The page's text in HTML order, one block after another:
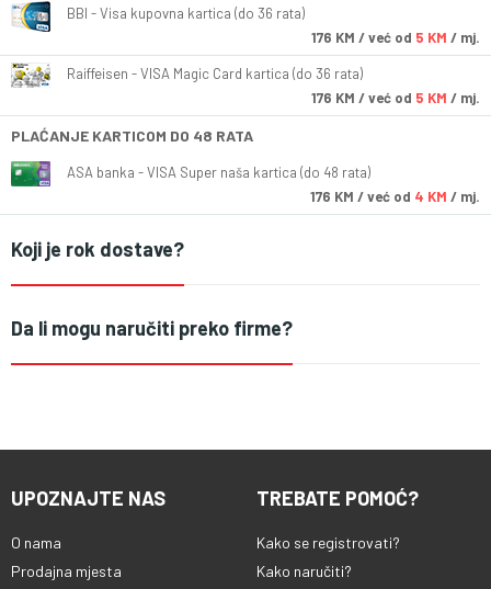
BBI - Visa kupovna kartica (do 36 rata)
176 KM / već od 5 KM / mj.
Raiffeisen - VISA Magic Card kartica (do 36 rata)
176 KM / već od 5 KM / mj.
PLAĆANJE KARTICOM DO 48 RATA
ASA banka - VISA Super naša kartica (do 48 rata)
176 KM / već od 4 KM / mj.
Koji je rok dostave?
Da li mogu naručiti preko firme?
UPOZNAJTE NAS
O nama
Prodajna mjesta
TREBATE POMOĆ?
Kako se registrovati?
Kako naručiti?